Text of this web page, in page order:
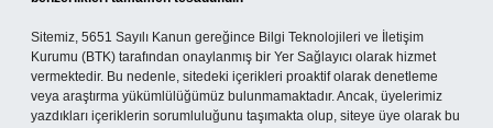
Sitemiz, 5651 Sayılı Kanun gereğince Bilgi Teknolojileri ve İletişim
Kurumu (BTK) tarafından onaylanmış bir Yer Sağlayıcı olarak hizmet
vermektedir. Bu nedenle, sitedeki içerikleri proaktif olarak denetleme
veya araştırma yükümlülüğümüz bulunmamaktadır. Ancak, üyelerimiz
yazdıkları içeriklerin sorumluluğunu taşımakta olup, siteye üye olarak bu